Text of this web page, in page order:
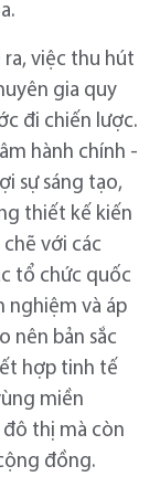
việc thu hút
gia quy
đi chiến lược.
hành chính -
sự sáng tạo,
thiết kế kiến
với các
tổ chức quốc
nghiệm và áp
nên bản sắc
hợp tinh tế
miền
thị mà còn
đồng.